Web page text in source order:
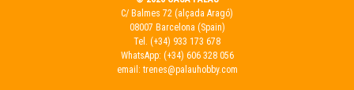
C/ Balmes 72 (alçada Aragó)
08007 Barcelona (Spain)
Tel. (+34) 933 173 678
WhatsApp: (+34) 606 328 056
email: trenes@palauhobby.com